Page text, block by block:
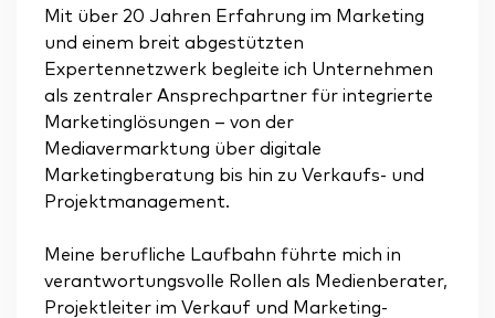
Mit über 20 Jahren Erfahrung im Marketing
und einem breit abgestützten
Expertennetzwerk begleite ich Unternehmen
als zentraler Ansprechpartner für integrierte
Marketinglösungen – von der
Mediavermarktung über digitale
Marketingberatung bis hin zu Verkaufs- und
Projektmanagement.
Meine berufliche Laufbahn führte mich in
verantwortungsvolle Rollen als Medienberater,
Projektleiter im Verkauf und Marketing-